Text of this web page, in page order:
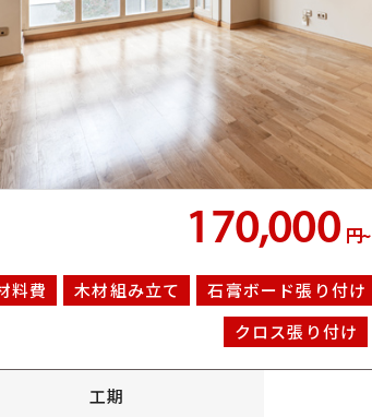
170,000 円~
料費 木材組み立て 石膏ボード張り付け
クロス張り付け
工期